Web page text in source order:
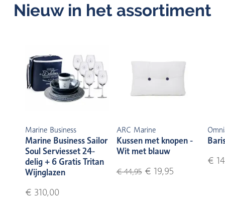
Nieuw in het assortiment
Marine Business
Marine Business Sailor
Soul Serviesset 24-
delig + 6 Gratis Tritan
Wijnglazen
€ 310,00
ARC Marine
Kussen met knopen -
Wit met blauw
€ 44,95€ 19,95
€